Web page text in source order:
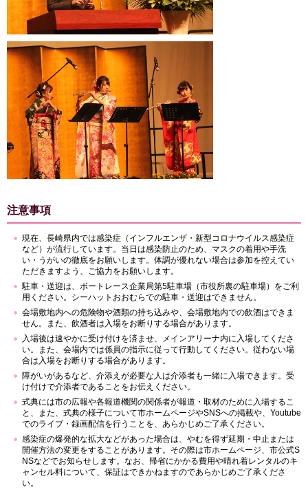
注意事項
現在、長崎県内では感染症（インフルエンザ・新型コロナウイルス感染症
など）が流行しています。当日は感染防止のため、マスクの着用や手洗
い・うがいの徹底をお願いします。体調が優れない場合は参加を控えてい
ただきますよう、ご協力をお願いします。
駐車・送迎は、ボートレース企業局第5駐車場（市役所裏の駐車場）をご利
用ください。シーハットおおむらでの駐車・送迎はできません。
会場敷地内への危険物や酒類の持ち込みや、会場敷地内での飲酒はできま
せん。また、飲酒者は入場をお断りする場合があります。
入場後は速やかに受け付けを済ませ、メインアリーナ内に入場してくださ
い。また、会場内では係員の指示に従って行動してください。従わない場
合は入場をお断りする場合があります。
障がいがあるなど、介添えが必要な人は介添者も一緒に入場できます。受
け付けで介添者であることをお伝えください。
式典には市の広報や各報道機関の関係者が報道・取材のために入場するこ
と、また、式典の様子について市ホームページやSNSへの掲載や、Youtube
でのライブ・録画配信を行うことを、あらかじめご了承ください。
感染症の爆発的な拡大などがあった場合は、やむを得ず延期・中止または
開催方法の変更をすることがあります。その際は市ホームページ、市公式S
NSなどでお知らせします。なお、帰省にかかる費用や晴れ着レンタルのキ
ャンセル料について、保証はできかねますのであらかじめご了承くださ
い。